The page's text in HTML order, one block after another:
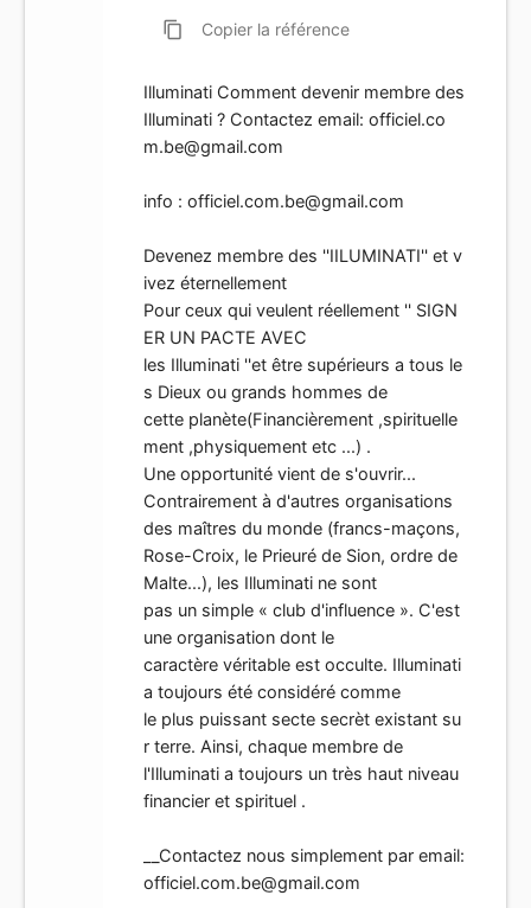
content_copy Copier la référence
Illuminati Comment devenir membre des
Illuminati ? Contactez email:officiel.co
m.be@gmail.com
info :officiel.com.be@gmail.com
Devenez membre des ''IILUMINATI'' et v
ivez éternellement
Pour ceux qui veulent réellement '' SIGN
ER UN PACTE AVEC
les Illuminati ''et être supérieurs a tous le
s Dieux ou grands hommes de
cette planète(Financièrement ,spirituelle
ment ,physiquement etc ...) .
Une opportunité vient de s'ouvrir...
Contrairement à d'autres organisations
des maîtres du monde (francs-maçons,
Rose-Croix, le Prieuré de Sion, ordre de
Malte...), les Illuminati ne sont
pas un simple « club d'influence ». C'est
une organisation dont le
caractère véritable est occulte. Illuminati
a toujours été considéré comme
le plus puissant secte secrèt existant su
r terre. Ainsi, chaque membre de
l'Illuminati a toujours un très haut niveau
financier et spirituel .
__Contactez nous simplement par email:
officiel.com.be@gmail.com